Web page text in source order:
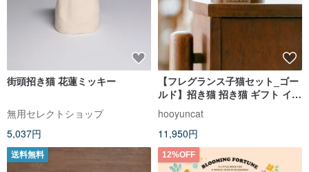
街頭招き猫 花蓮ミッキー
無用セレクトショップ
5,037円
【フレグランス子猫セット_ゴー
ルド】招き猫 招き猫 ギフト イン
テリア 招き猫 ウッド調
hooyuncat
11,950円
送料無料 12%OFF